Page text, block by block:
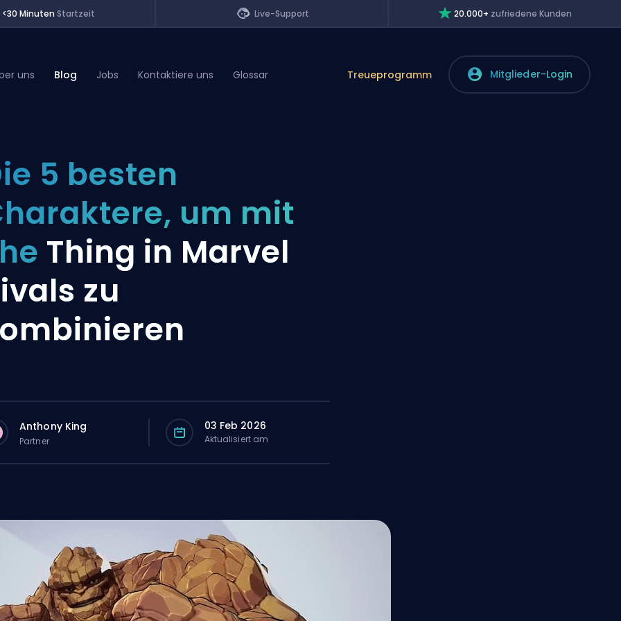
<30 Minuten Startzeit Live-Support 20.000+ zufriedene Kunden
uns Blog Jobs Kontaktiere uns Glossar Treueprogramm Mitglieder-Login
5 besten
um mit
Thing in Marvel
zu
Anthony King
Partner
03 Feb 2026
Aktualisiert am